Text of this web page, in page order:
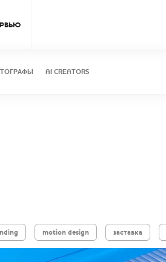
AI CREATORS
motion design заставка